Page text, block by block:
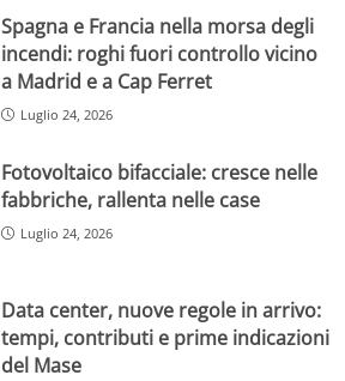
Spagna e Francia nella morsa degli
incendi: roghi fuori controllo vicino
a Madrid e a Cap Ferret
Luglio 24, 2026
Fotovoltaico bifacciale: cresce nelle
fabbriche, rallenta nelle case
Luglio 24, 2026
Data center, nuove regole in arrivo:
tempi, contributi e prime indicazioni
del Mase